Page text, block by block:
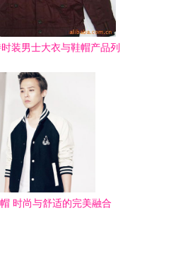
装男士大衣与鞋帽产品列
时尚与舒适的完美融合